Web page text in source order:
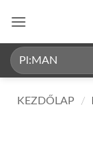
content
Keresés
a
KEZDŐLAP /